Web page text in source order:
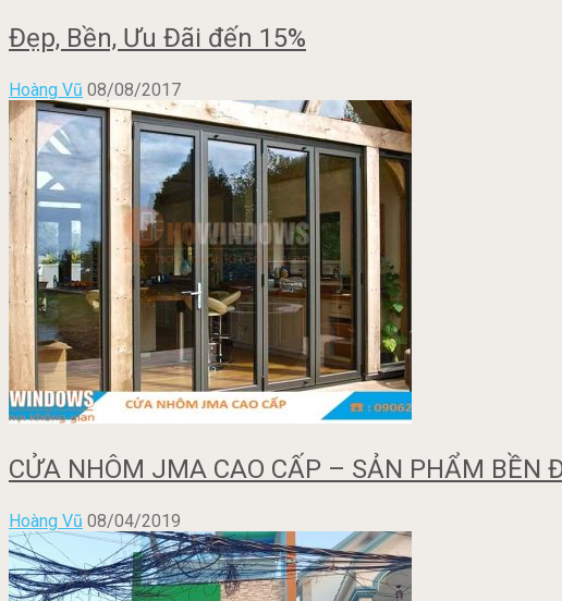
Đẹp, Bền, Ưu Đãi đến 15%
Hoàng Vũ 08/08/2017
CỬA NHÔM JMA CAO CẤP – SẢN PHẨM BỀN
Hoàng Vũ 08/04/2019